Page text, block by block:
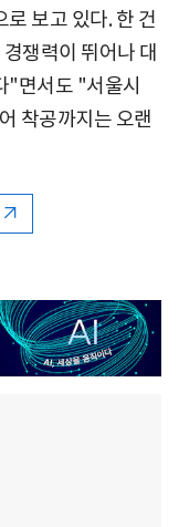
보고 있다. 한 건
쟁력이 뛰어나 대
"면서도 "서울시
착공까지는 오랜